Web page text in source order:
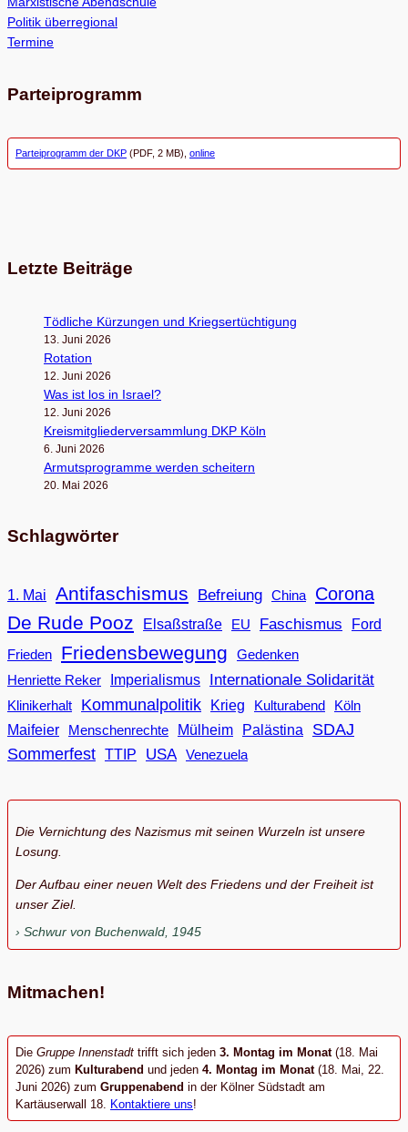
Politik überregional
Termine
Parteiprogramm
Parteiprogramm der DKP (PDF, 2 MB), online
Letzte Beiträge
Töd­li­che Kür­zun­gen und Kriegsertüchtigung
13. Juni 2026
Rota­tion
12. Juni 2026
Was ist los in Israel?
12. Juni 2026
Kreis­mit­glie­der­ver­samm­lung DKP Köln
6. Juni 2026
Armuts­pro­gramme wer­den scheitern
20. Mai 2026
Schlagwörter
1. Mai Antifaschismus Befreiung China Corona
De Rude Pooz Elsaßstraße EU Faschismus
Ford
Frieden
Friedensbewegung
Gedenken
Henriette Reker
Imperialismus Internationale Solidarität
Klinikerhalt Kommunalpolitik Krieg Kulturabend
Köln
Maifeier
Menschenrechte Mülheim Palästina
SDAJ
Sommerfest TTIP USA Venezuela
Die Vernichtung des Nazismus mit seinen Wurzeln ist unsere
Losung.
Der Aufbau einer neuen Welt des Friedens und der Freiheit ist
unser Ziel.
Schwur von Buchenwald, 1945
Mitmachen!
Die Gruppe Innenstadt trifft sich jeden 3. Montag im Monat (18. Mai
2026) zum Kulturabend und jeden 4. Montag im Monat(18. Mai, 22.
Juni 2026) zum Gruppenabend in der Kölner Südstadt am
Kartäuserwall 18. Kontaktiere uns!